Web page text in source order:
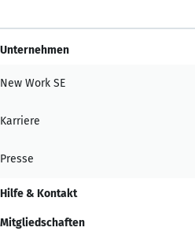
Unternehmen
New Work SE
Karriere
Presse
Hilfe & Kontakt
Mitgliedschaften